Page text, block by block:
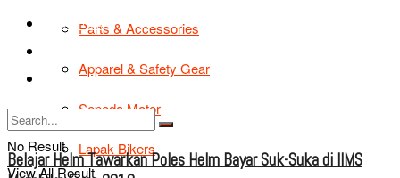
Parts & Accessories
Apparel & Safety Gear
Sepeda Motor
Lapak Bikers
TIPS & TRIK
Tentang Kami
No Result
View All Result
Belajar Helm Tawarkan Poles Helm Bayar Suk-Suka di IIMS